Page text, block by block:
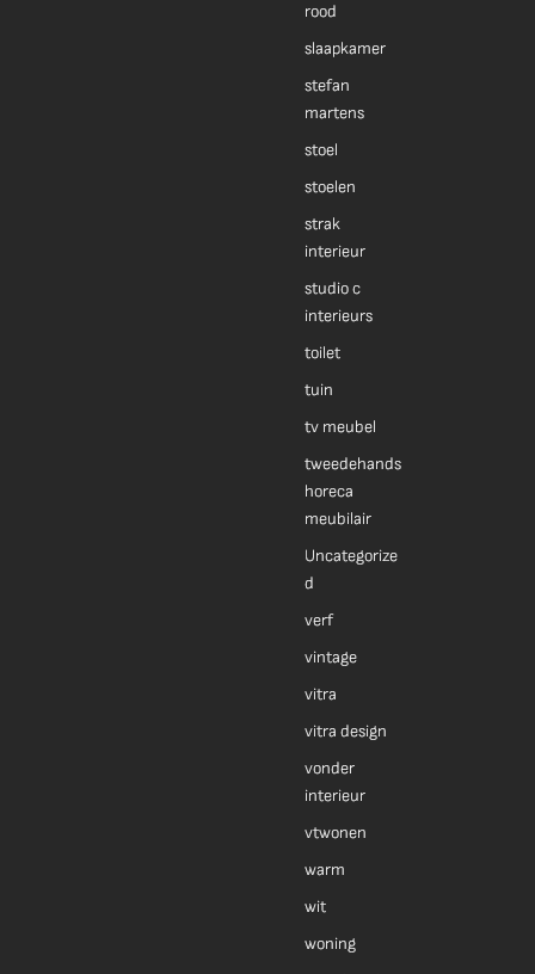
rood
slaapkamer
stefan
martens
stoel
stoelen
strak
interieur
studio c
interieurs
toilet
tuin
tv meubel
tweedehands
horeca
meubilair
Uncategorize
d
verf
vintage
vitra
vitra design
vonder
interieur
vtwonen
warm
wit
woning